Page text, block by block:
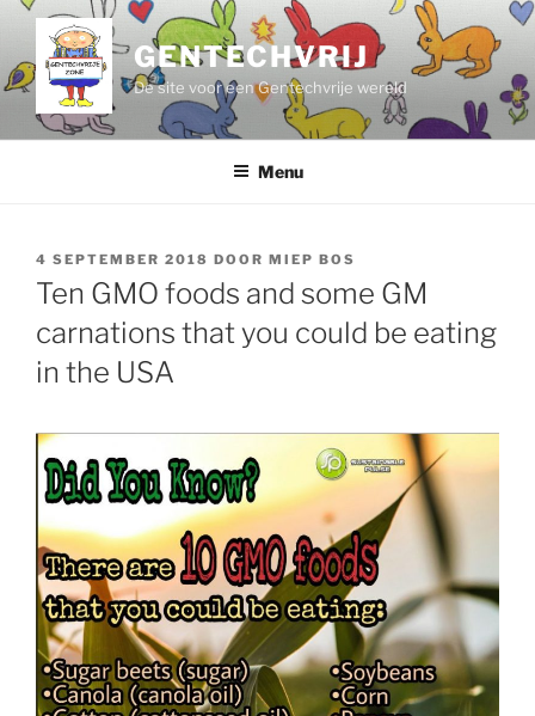
de
inhoud
GENTECHVRIJ
De site voor een Gentechvrije wereld
Menu
GEPLAATST
OP
4 SEPTEMBER 2018 DOOR MIEP BOS
Ten GMO foods and some GM
carnations that you could be eating
in the USA